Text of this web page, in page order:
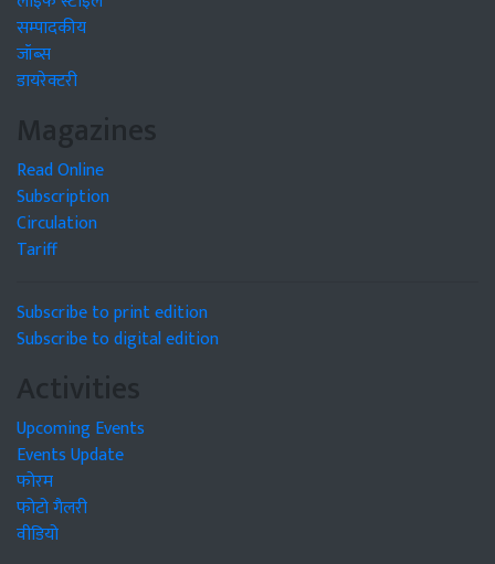
सम्पादकीय
जॉब्स
डायरेक्टरी
Magazines
Read Online
Subscription
Circulation
Tariff
Subscribe to print edition
Subscribe to digital edition
Activities
Upcoming Events
Events Update
फोरम
फोटो गैलरी
वीडियो